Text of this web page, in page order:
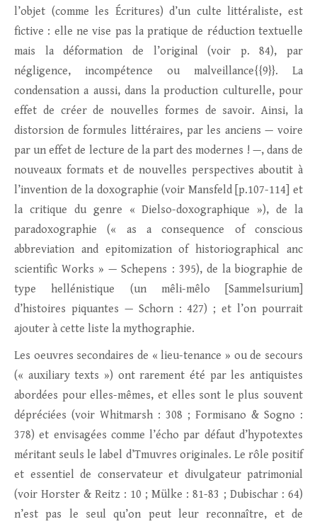
l’objet (comme les Écritures) d’un culte littéraliste, est
fictive : elle ne vise pas la pratique de réduction textuelle
mais la déformation de l’original (voir p. 84), par
négligence, incompétence ou malveillance{{9}}. La
condensation a aussi, dans la production culturelle, pour
effet de créer de nouvelles formes de savoir. Ainsi, la
distorsion de formules littéraires, par les anciens — voire
par un effet de lecture de la part des modernes ! —, dans de
nouveaux formats et de nouvelles perspectives aboutit à
l’invention de la doxographie (voir Mansfeld [p.107-114] et
la critique du genre « Dielso-doxographique »), de la
paradoxographie (« as a consequence of conscious
abbreviation and epitomization of historiographical anc
scientific Works » — Schepens : 395), de la biographie de
type hellénistique (un mêli-mêlo [Sammelsurium]
d’histoires piquantes — Schorn : 427) ; et l’on pourrait
ajouter à cette liste la mythographie.
Les oeuvres secondaires de « lieu-tenance » ou de secours
(« auxiliary texts ») ont rarement été par les antiquistes
abordées pour elles-mêmes, et elles sont le plus souvent
dépréciées (voir Whitmarsh : 308 ; Formisano & Sogno :
378) et envisagées comme l’écho par défaut d’hypotextes
méritant seuls le label d’Tmuvres originales. Le rôle positif
et essentiel de conservateur et divulgateur patrimonial
(voir Horster & Reitz : 10 ; Mülke : 81-83 ; Dubischar : 64)
n’est pas le seul qu’on peut leur reconnaître, et de